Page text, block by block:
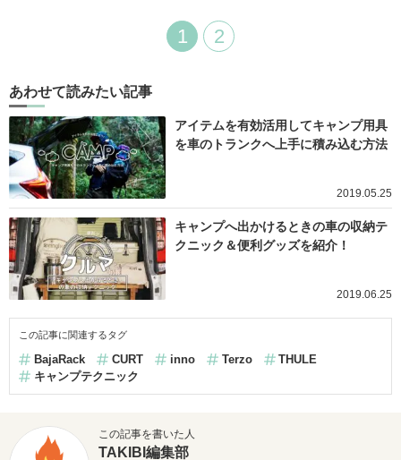
1 2
あわせて読みたい記事
アイテムを有効活用してキャンプ用具
を車のトランクへ上手に積み込む方法
2019.05.25
キャンプへ出かけるときの車の収納テ
クニック＆便利グッズを紹介！
2019.06.25
この記事に関連するタグ
BajaRack CURT inno Terzo
THULE
キャンプテクニック
この記事を書いた人
TAKIBI編集部